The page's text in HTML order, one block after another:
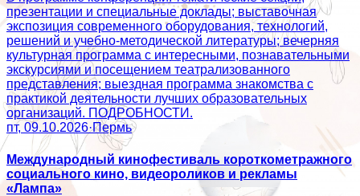
презентации и специальные доклады; выставочная
экспозиция современного оборудования, технологий,
решений и учебно-методической литературы; вечерняя
культурная программа с интересными, познавательными
экскурсиями и посещением театрализованного
представления; выездная программа знакомства с
практикой деятельности лучших образовательных
организаций. ПОДРОБНОСТИ.
пт, 09.10.2026·Пермь
Международный кинофестиваль короткометражного
социального кино, видеороликов и рекламы
«Лампа»